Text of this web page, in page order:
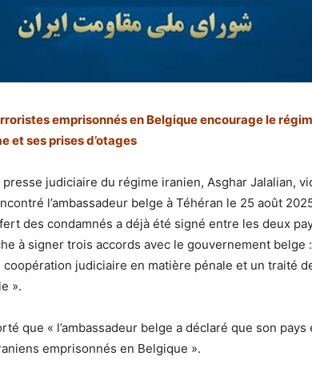
emprisonnés en Belgique encourage le
et ses prises d’otages
presse judiciaire du régime iranien, Asghar Jalalian,
l’ambassadeur belge à Téhéran le 25 août
des condamnés a déjà été signé entre les deux
à signer trois accords avec le gouvernement belge
coopération judiciaire en matière pénale et un traité
».
que « l’ambassadeur belge a déclaré que son pays
emprisonnés en Belgique ».